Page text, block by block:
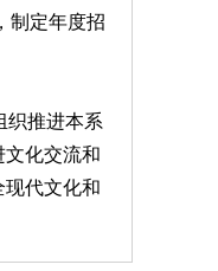
制定年度招
织推进本系
化交流和
代文化和